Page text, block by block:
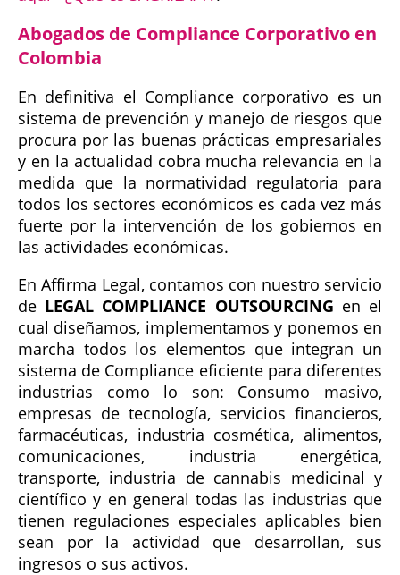
Abogados de Compliance Corporativo en
Colombia
En definitiva el Compliance corporativo es un
sistema de prevención y manejo de riesgos que
procura por las buenas prácticas empresariales
y en la actualidad cobra mucha relevancia en la
medida que la normatividad regulatoria para
todos los sectores económicos es cada vez más
fuerte por la intervención de los gobiernos en
las actividades económicas.
En Affirma Legal, contamos con nuestro servicio
de LEGAL COMPLIANCE OUTSOURCING en el
cual diseñamos, implementamos y ponemos en
marcha todos los elementos que integran un
sistema de Compliance eficiente para diferentes
industrias como lo son: Consumo masivo,
empresas de tecnología, servicios financieros,
farmacéuticas, industria cosmética, alimentos,
comunicaciones, industria energética,
transporte, industria de cannabis medicinal y
científico y en general todas las industrias que
tienen regulaciones especiales aplicables bien
sean por la actividad que desarrollan, sus
ingresos o sus activos.